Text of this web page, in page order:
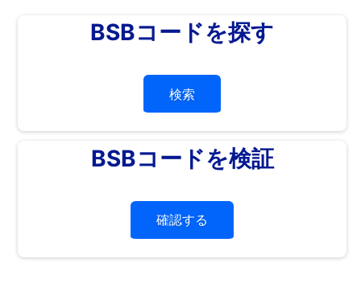
BSBコードを探す
検索
BSBコードを検証
確認する